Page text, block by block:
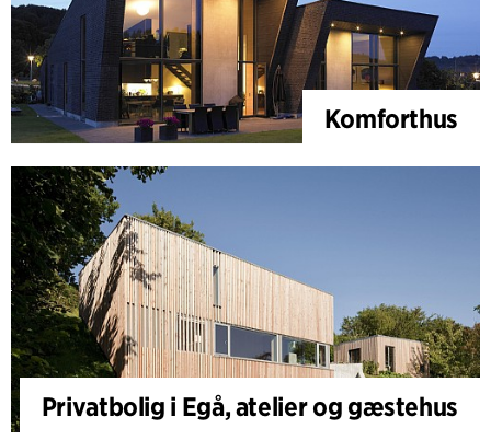
Komforthus
Privatbolig i Egå, atelier og gæstehus